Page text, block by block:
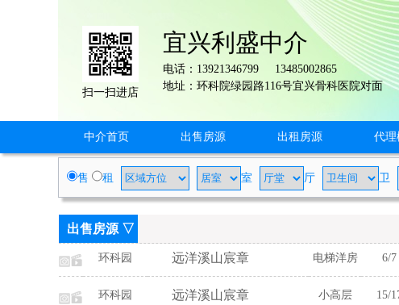
扫一扫进店
宜兴利盛中介
电话：13921346799 13485002865
地址：环科院绿园路116号宜兴骨科医院对面
中介首页 出售房源 出租房源 代理
售 租 室 厅 卫
出售房源 ▽
环科园 远洋溪山宸章 电梯洋房 6/7
环科园 远洋溪山宸章 小高层 15/